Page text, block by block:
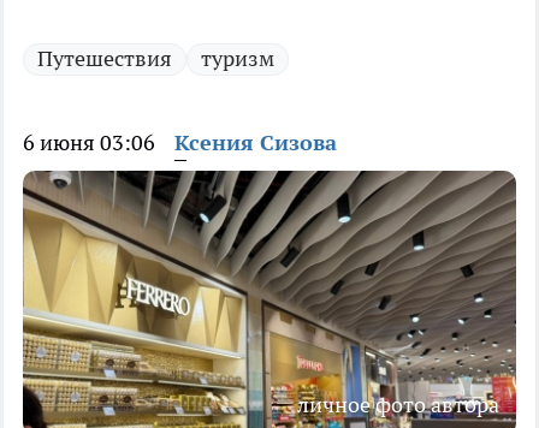
Путешествия туризм
6 июня 03:06 Ксения Сизова
личное фото автора